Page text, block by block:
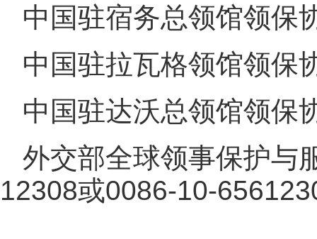
中国驻宿务总领馆领保
中国驻拉瓦格领馆领保
中国驻达沃总领馆领保
外交部全球领事保护与
12308或0086-10-